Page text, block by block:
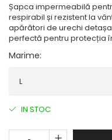
Șapca impermeabilă
respirabil și rezistent la
apărători de urechi
perfectă pentru protecția
Marime:
IN STOC